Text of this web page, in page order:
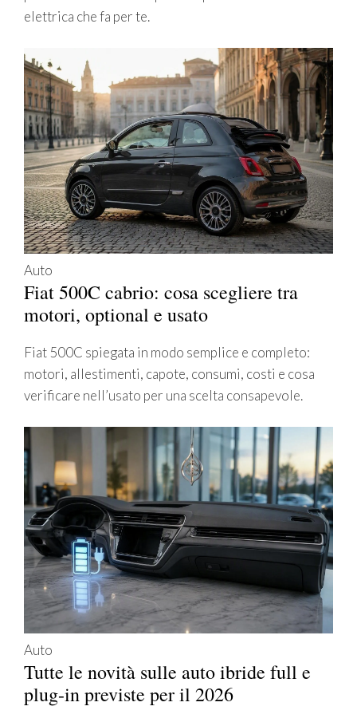
elettrica che fa per te.
Auto
Fiat 500C cabrio: cosa scegliere tra
motori, optional e usato
Fiat 500C spiegata in modo semplice e completo:
motori, allestimenti, capote, consumi, costi e cosa
verificare nell’usato per una scelta consapevole.
Auto
Tutte le novità sulle auto ibride full e
plug-in previste per il 2026